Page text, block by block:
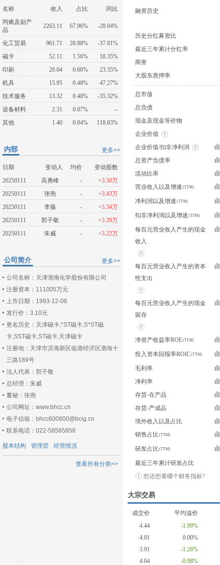
名称 收入 占比
同比
丙烯及副产
品
2263.11 67.96% -28.04%
化工贸易 961.71 28.88%
-37.81%
磁卡
52.11 1.56%
18.35%
印刷
20.04 0.60%
23.35%
机具
15.95 0.48%
47.27%
技术服务
13.32 0.40%
-35.32%
设备材料
2.31 0.07%
--
其他
1.40 0.04% 118.83%
更多>>
内部
日期 变动人 均价
变动股数
20250111
高勇峰 -
+3.50万
20250111
张尧 -
+3.43万
20250111
李薇 -
+3.34万
20250111
郭子敬 -
+3.29万
20250111
朱威 - +3.22万
更多>>
公司简介
公司名称：天津渤海化学股份有限公司
注册资本：111005万元
上市日期：1993-12-06
发行价：3.10元
更名历史：天津磁卡,*ST磁卡,S*ST磁
卡,SST磁卡,ST磁卡,天津磁卡
注册地：天津市滨海新区临港经济区渤海十
三路189号
法人代表：郭子敬
总经理：朱威
董秘：张尧
公司网址：www.bhcc.cn
电子信箱：bhcc600800@bcig.cn
联系电话：022-58585858
股本结构 管理层 经营情况
查看所有分类>>
融资历史
历史分红募资比
最近三年累计分红率
商誉
大股东质押率
总市值
总负债
现金及现金等价物
企业价值
企业价值/扣非净利润
总资产负债率
流动比率
营业收入以及增速
净利润以及增速
扣非净利润以及增速
每百元营业收入产生的现金
收入
每百元营业收入产生的资本
性支出
每百元营业收入产生的现金
留存
净资产收益率ROE
投入资本回报率ROIC
毛利率
净利率
存货-在产品
存货-产成品
境外收入以及占比
销售占比
研发占比
最近三年累计研发占比
您还想看哪个财务指标?
大宗交易
成交价
平均溢价
4.44
-1.99%
4.01
0.00%
3.91
-1.26%
4.04
-0.98%